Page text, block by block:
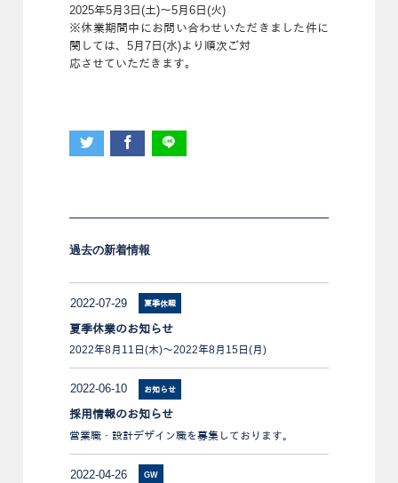
2025年5月3日(土)～5月6日(火)
※休業期間中にお問い合わせいただきました件に
関しては、5月7日(水)より順次ご対
応させていただきます。
過去の新着情報
2022-07-29 夏季休暇
夏季休業のお知らせ
2022年8月11日(木)～2022年8月15日(月)
2022-06-10 お知らせ
採用情報のお知らせ
営業職・設計デザイン職を募集しております。
2022-04-26 GW